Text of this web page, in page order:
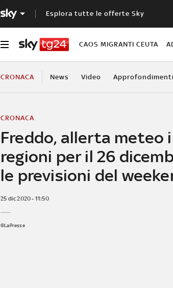
Esplora tutte le offerte Sky
CAOS MIGRANTI CEUTA
CRONACA News Video Approfondimenti
Freddo, allerta meteo
regioni per il 26
le previsioni del
CRONACA
25 dic 2020 - 11:50
©LaPresse